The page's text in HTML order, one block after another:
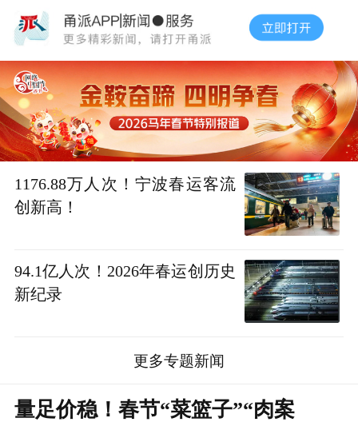
1176.88万人次！宁波春运客流
创新高！
94.1亿人次！2026年春运创历史
新纪录
更多专题新闻
量足价稳！春节“菜篮子”“肉案